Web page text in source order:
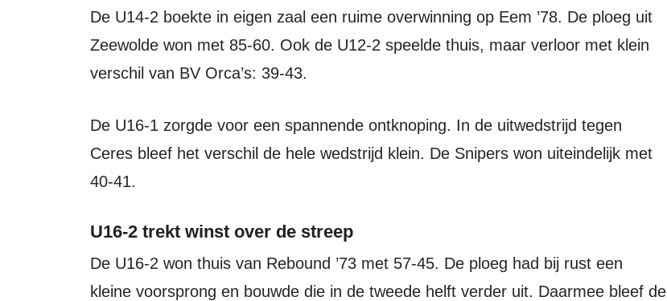
De U14-2 boekte in eigen zaal een ruime overwinning op Eem ’78. De ploeg uit
Zeewolde won met 85-60. Ook de U12-2 speelde thuis, maar verloor met klein
verschil van BV Orca’s: 39-43.
De U16-1 zorgde voor een spannende ontknoping. In de uitwedstrijd tegen
Ceres bleef het verschil de hele wedstrijd klein. De Snipers won uiteindelijk met
40-41.
U16-2 trekt winst over de streep
De U16-2 won thuis van Rebound ’73 met 57-45. De ploeg had bij rust een
kleine voorsprong en bouwde die in de tweede helft verder uit. Daarmee bleef de